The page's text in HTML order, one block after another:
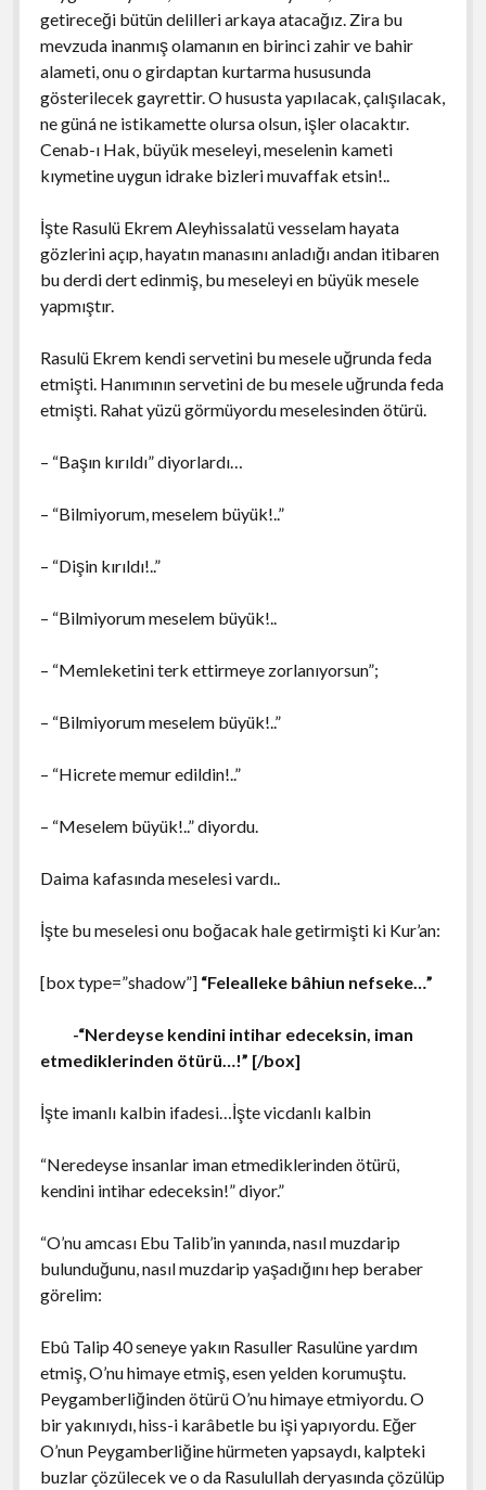
getireceği bütün delilleri arkaya atacağız. Zira bu
mevzuda inanmış olamanın en birinci zahir ve bahir
alameti, onu o girdaptan kurtarma hususunda
gösterilecek gayrettir. O hususta yapılacak, çalışılacak,
ne güná ne istikamette olursa olsun, işler olacaktır.
Cenab-ı Hak, büyük meseleyi, meselenin kameti
kıymetine uygun idrake bizleri muvaffak etsin!..
İşte Rasulü Ekrem Aleyhissalatü vesselam hayata
gözlerini açıp, hayatın manasını anladığı andan itibaren
bu derdi dert edinmiş, bu meseleyi en büyük mesele
yapmıştır.
Rasulü Ekrem kendi servetini bu mesele uğrunda feda
etmişti. Hanımının servetini de bu mesele uğrunda feda
etmişti. Rahat yüzü görmüyordu meselesinden ötürü.
– “Başın kırıldı” diyorlardı…
– “Bilmiyorum, meselem büyük!..”
– “Dişin kırıldı!..”
– “Bilmiyorum meselem büyük!..
– “Memleketini terk ettirmeye zorlanıyorsun”;
– “Bilmiyorum meselem büyük!..”
– “Hicrete memur edildin!..”
– “Meselem büyük!..” diyordu.
Daima kafasında meselesi vardı..
İşte bu meselesi onu boğacak hale getirmişti ki Kur’an:
[box type=”shadow”] “Felealleke bâhiun nefseke…”
-“Nerdeyse kendini intihar edeceksin, iman
etmediklerinden ötürü…!” [/box]
İşte imanlı kalbin ifadesi…İşte vicdanlı kalbin
“Neredeyse insanlar iman etmediklerinden ötürü,
kendini intihar edeceksin!” diyor.”
“O’nu amcası Ebu Talib’in yanında, nasıl muzdarip
bulunduğunu, nasıl muzdarip yaşadığını hep beraber
görelim:
Ebû Talip 40 seneye yakın Rasuller Rasulüne yardım
etmiş, O’nu himaye etmiş, esen yelden korumuştu.
Peygamberliğinden ötürü O’nu himaye etmiyordu. O
bir yakınıydı, hiss-i karâbetle bu işi yapıyordu. Eğer
O’nun Peygamberliğine hürmeten yapsaydı, kalpteki
buzlar çözülecek ve o da Rasulullah deryasında çözülüp